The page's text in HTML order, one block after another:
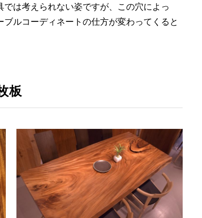
は考えられない姿ですが、この穴によっ
ルコーディネートの仕方が変わってくると
板